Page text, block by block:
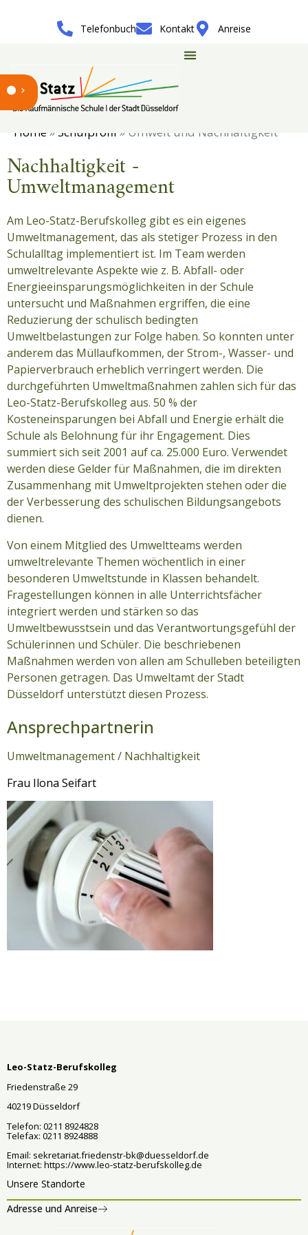
Telefonbuch Kontakt Anreise
Home»Schulprofil » Umwelt und Nachhaltigkeit
Nachhaltigkeit -
Umweltmanagement
Am Leo-Statz-Berufskolleg gibt es ein eigenes
Umweltmanagement, das als stetiger Prozess in den
Schulalltag implementiert ist. Im Team werden
umweltrelevante Aspekte wie z. B. Abfall- oder
Energieeinsparungsmöglichkeiten in der Schule
untersucht und Maßnahmen ergriffen, die eine
Reduzierung der schulisch bedingten
Umweltbelastungen zur Folge haben. So konnten unter
anderem das Müllaufkommen, der Strom-, Wasser- und
Papierverbrauch erheblich verringert werden. Die
durchgeführten Umweltmaßnahmen zahlen sich für das
Leo-Statz-Berufskolleg aus. 50 % der
Kosteneinsparungen bei Abfall und Energie erhält die
Schule als Belohnung für ihr Engagement. Dies
summiert sich seit 2001 auf ca. 25.000 Euro. Verwendet
werden diese Gelder für Maßnahmen, die im direkten
Zusammenhang mit Umweltprojekten stehen oder die
der Verbesserung des schulischen Bildungsangebots
dienen.
Von einem Mitglied des Umweltteams werden
umweltrelevante Themen wöchentlich in einer
besonderen Umweltstunde in Klassen behandelt.
Fragestellungen können in alle Unterrichtsfächer
integriert werden und stärken so das
Umweltbewusstsein und das Verantwortungsgefühl der
Schülerinnen und Schüler. Die beschriebenen
Maßnahmen werden von allen am Schulleben beteiligten
Personen getragen. Das Umweltamt der Stadt
Düsseldorf unterstützt diesen Prozess.
Ansprechpartnerin
Umweltmanagement / Nachhaltigkeit
Frau Ilona Seifart
Leo-Statz-Berufskolleg
Friedenstraße 29
40219 Düsseldorf
Telefon: 0211 8924828
Telefax: 0211 8924888
Email: sekretariat.friedenstr-bk@duesseldorf.de
Internet: https://www.leo-statz-berufskolleg.de
Unsere Standorte
Adresse und Anreise